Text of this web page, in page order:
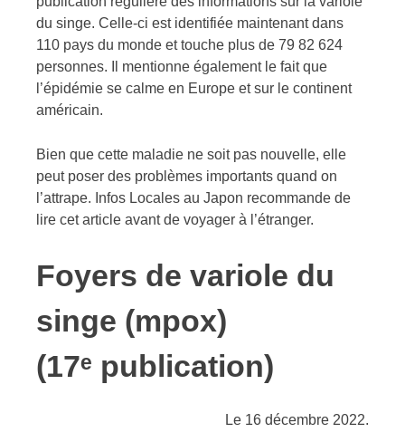
du singe. Celle-ci est identifiée maintenant dans
110 pays du monde et touche plus de 79 82 624
personnes. Il mentionne également le fait que
l’épidémie se calme en Europe et sur le continent
américain.
Bien que cette maladie ne soit pas nouvelle, elle
peut poser des problèmes importants quand on
l’attrape. Infos Locales au Japon recommande de
lire cet article avant de voyager à l’étranger.
Foyers de variole du
singe (mpox)
(17ᵉ publication)
Le 16 décembre 2022.